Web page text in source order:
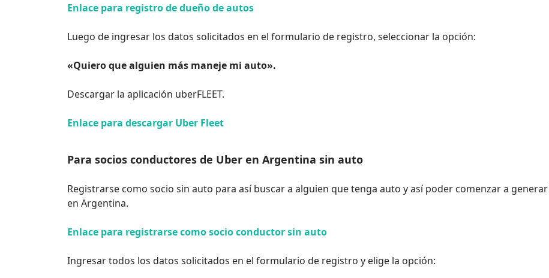
Enlace para registro de dueño de autos
Luego de ingresar los datos solicitados en el formulario de registro, seleccionar la opción:
«Quiero que alguien más maneje mi auto».
Descargar la aplicación uberFLEET.
Enlace para descargar Uber Fleet
Para socios conductores de Uber en Argentina sin auto
Registrarse como socio sin auto para así buscar a alguien que tenga auto y así poder comenzar a
en Argentina.
Enlace para registrarse como socio conductor sin auto
Ingresar todos los datos solicitados en el formulario de registro y elige la opción: